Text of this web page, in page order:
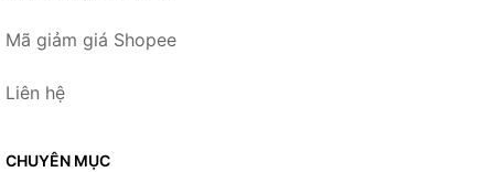
Mã giảm giá Shopee
Liên hệ
CHUYÊN MỤC